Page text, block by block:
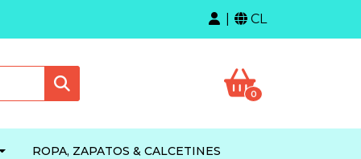
CL
0
ROPA, ZAPATOS & CALCETINES